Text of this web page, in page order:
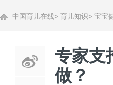
中国育儿在线> 育儿知识> 宝宝
专家支
做？